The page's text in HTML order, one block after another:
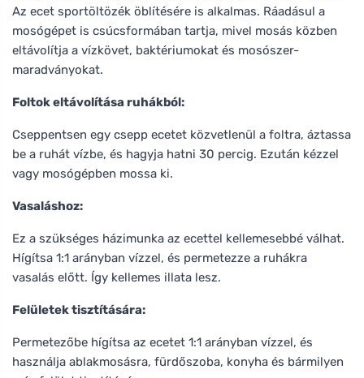
Az ecet sportöltözék öblítésére is alkalmas. Ráadásul a
mosógépet is csúcsformában tartja, mivel mosás közben
eltávolítja a vízkövet, baktériumokat és mosószer-
maradványokat.
Foltok eltávolítása ruhákból:
Cseppentsen egy csepp ecetet közvetlenül a foltra, áztassa
be a ruhát vízbe, és hagyja hatni 30 percig. Ezután kézzel
vagy mosógépben mossa ki.
Vasaláshoz:
Ez a szükséges házimunka az ecettel kellemesebbé válhat.
Hígítsa 1:1 arányban vízzel, és permetezze a ruhákra
vasalás előtt. Így kellemes illata lesz.
Felületek tisztítására:
Permetezőbe hígítsa az ecetet 1:1 arányban vízzel, és
használja ablakmosásra, fürdőszoba, konyha és bármilyen